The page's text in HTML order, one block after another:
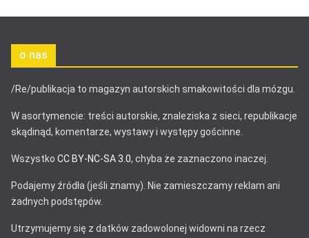
o nas
/Re/publikacja to magazyn autorskich smakowitości dla mózgu.
W asortymencie: treści autorskie, znaleziska z sieci, republikacje
skądinąd, komentarze, wystawy i występy gościnne.
Wszystko CC BY-NC-SA 3.0, chyba że zaznaczono inaczej.
Podajemy źródła (jeśli znamy). Nie zamieszczamy reklam ani
żadnych podstępów.
Utrzymujemy się z datków zadowolonej widowni na rzecz